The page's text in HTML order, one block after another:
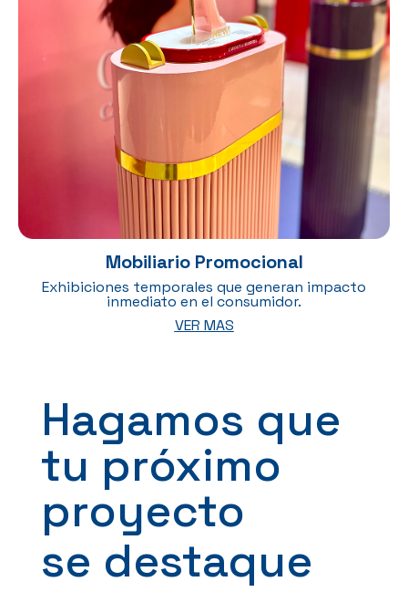
Mobiliario Promocional
Exhibiciones temporales que generan impacto
inmediato en el consumidor.
VER MAS
Hagamos que
tu próximo
proyecto
se destaque